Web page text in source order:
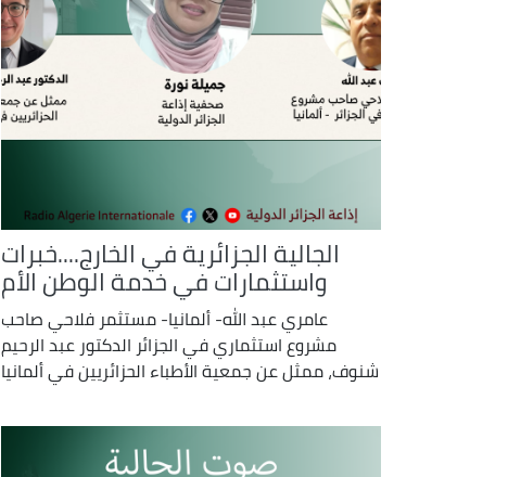
الجالية الجزائرية في الخارج....خبرات
واستثمارات في خدمة الوطن الأم
عامري عبد الله- ألمانيا- مستثمر فلاحي صاحب
مشروع استثماري في الجزائر الدكتور عبد الرحيم
شنوف، ممثل عن جمعية الأطباء الحزائريين في ألمانيا